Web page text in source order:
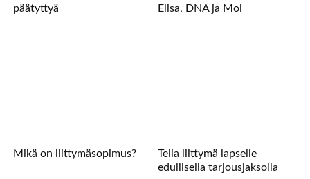
päätyttyä
Elisa, DNA ja Moi
Mikä on liittymäsopimus?
Telia liittymä lapselle
edullisella tarjousjaksolla